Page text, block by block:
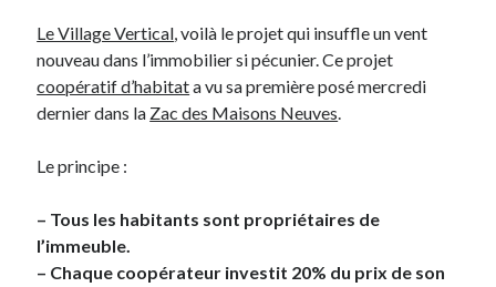
Derniers Commentaires
Entretien ménagerdansT’as vu quoi ? #52
JFdansC’était pas mieux avant… à Lyon
Anthonydans Comment j’ai opéré ma vélorution toute personnelle
personnelle
Le Village Vertical, voilà le projet qui insuffle un vent
nouveau dans l’immobilier si pécunier. Ce projet
coopératif d’habitata vu sa première posé mercredi
dernier dans la Zac des Maisons Neuves.
Le principe :
– Tous les habitants sont propriétaires de
l’immeuble.
– Chaque coopérateur investit 20% du prix de son